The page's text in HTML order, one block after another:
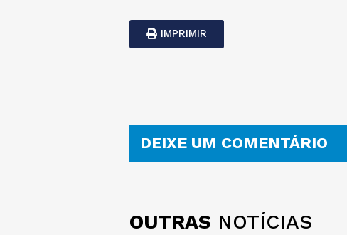
IMPRIMIR
DEIXE UM COMENTÁRIO
OUTRAS NOTÍCIAS